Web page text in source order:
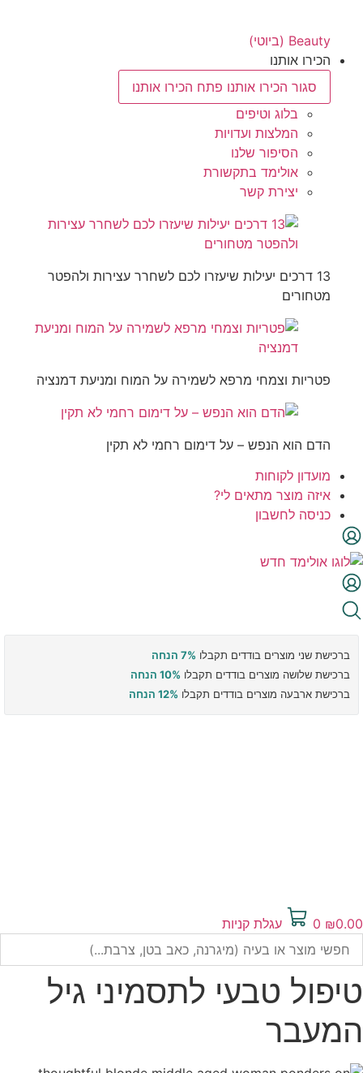
Beauty (ביוטי)
הכירו אותנו
סגור הכירו אותנו פתח הכירו אותנו
בלוג וטיפים
המלצות ועדויות
הסיפור שלנו
אולימד בתקשורת
יצירת קשר
13 דרכים יעילות שיעזרו לכם לשחרר עצירות ולהפטר
מטחורים
פטריות וצמחי מרפא לשמירה על המוח ומניעת דמנציה
הדם הוא הנפש – על דימום רחמי לא תקין
מועדון לקוחות
איזה מוצר מתאים לי?
כניסה לחשבון
ברכישת שני מוצרים בודדים תקבלו 7% הנחה
ברכישת שלושה מוצרים בודדים תקבלו 10% הנחה
ברכישת ארבעה מוצרים בודדים תקבלו 12% הנחה
₪0.00
0 עגלת קניות
טיפול טבעי לתסמיני גיל
המעבר